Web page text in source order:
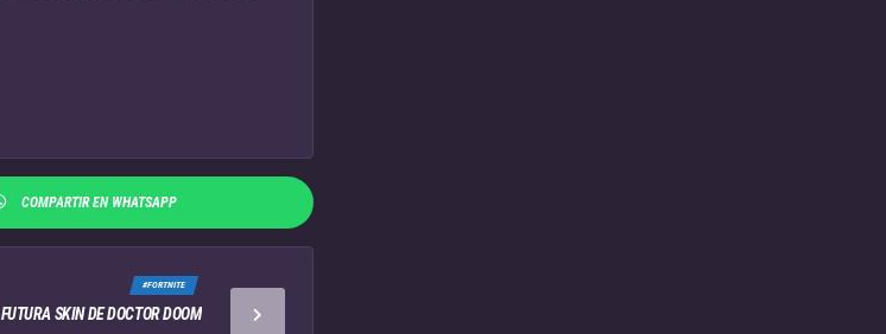
COMPARTIR EN WHATSAPP
#FORTNITE
FUTURA SKIN DE DOCTOR DOOM